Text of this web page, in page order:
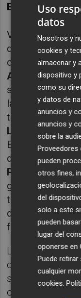
Becerra.
Varela es un
que en su etapa
camiseta del
A
Segunda
su padre,Pepe
la década de los
trabajado junto
Levantey el
El segundo,
desarrolló su
Poli Ejido, club
general y, tras
técnico del
disciplina del
función a las
La llegada de
condiciones
segoviano, por
cercana aunque
Uso
datos
Nosotros y
cookies y
almacenar y
dispositivo y
como su
y datos de
anuncios y
anuncios y
sobre la
Proveedores
pueden
otros fines,
del
solo a este
pueden
lugar del
oponerse en
Puede
cualquier
cookies .